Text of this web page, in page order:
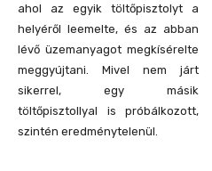
ahol az egyik töltőpisztolyt a
helyéről leemelte, és az abban
lévő üzemanyagot megkísérelte
meggyújtani. Mivel nem járt
sikerrel, egy másik
töltőpisztollyal is próbálkozott,
szintén eredménytelenül.